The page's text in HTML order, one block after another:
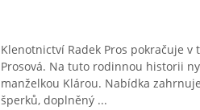
Klenotnictví Radek Pros pokračuje
Prosová. Na tuto rodinnou historii
manželkou Klárou. Nabídka
šperků, doplněný ...